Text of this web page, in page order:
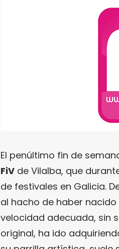
El penúltimo fin de
FiV de Vilalba, que
de festivales en Galicia.
al hacho de haber
velocidad adecuada, sin
original, ha ido